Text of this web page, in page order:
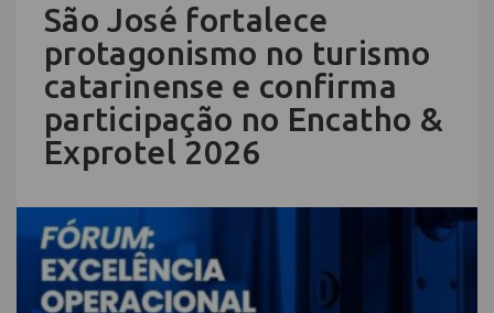
São José fortalece
protagonismo no turismo
catarinense e confirma
participação no Encatho &
Exprotel 2026